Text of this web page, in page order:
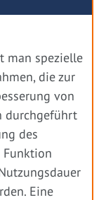
man spezielle
die zur
von
durchgeführt
des
Funktion
Eine